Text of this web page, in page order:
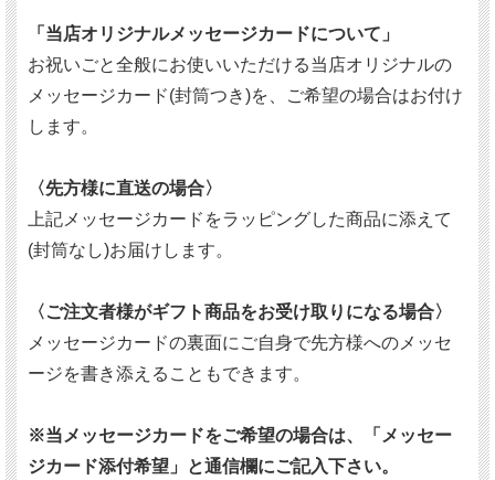
「当店オリジナルメッセージカードについて」
お祝いごと全般にお使いいただける当店オリジナルの
メッセージカード(封筒つき)を、ご希望の場合はお付け
します。
〈先方様に直送の場合〉
上記メッセージカードをラッピングした商品に添えて
(封筒なし)お届けします。
〈ご注文者様がギフト商品をお受け取りになる場合〉
メッセージカードの裏面にご自身で先方様へのメッセ
ージを書き添えることもできます。
※当メッセージカードをご希望の場合は、「メッセー
ジカード添付希望」と通信欄にご記入下さい。